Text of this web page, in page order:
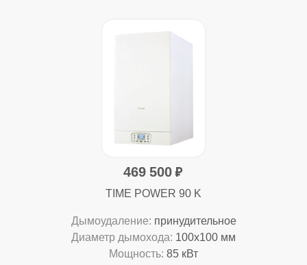
469 500
TIME POWER 90 K
Дымоудаление: принудительное
Диаметр дымохода: 100x100 мм
Мощность: 85 кВт